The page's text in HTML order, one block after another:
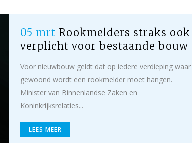
05 mrt Rookmelders straks ook
verplicht voor bestaande bouw
Voor nieuwbouw geldt dat op iedere verdieping waar
gewoond wordt een rookmelder moet hangen.
Minister van Binnenlandse Zaken en
Koninkrijksrelaties...
LEES MEER